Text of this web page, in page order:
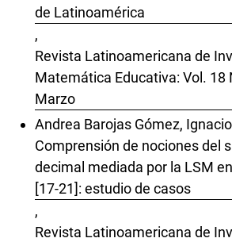
de Latinoamérica
,
Revista Latinoamericana de
Matemática Educativa: Vol. 18
Marzo
Andrea Barojas Gómez,
Comprensión de nociones del
decimal mediada por la LSM
[17-21]: estudio de casos
,
Revista Latinoamericana de